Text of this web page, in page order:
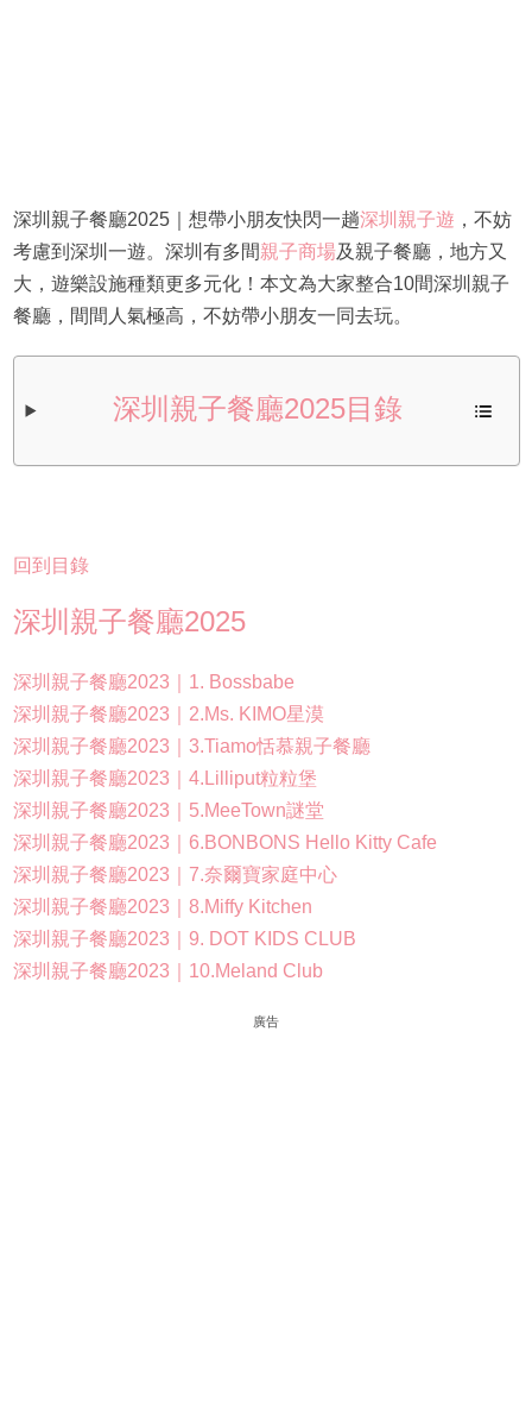
深圳親子餐廳2025｜想帶小朋友快閃一趟深圳親子遊 ，不妨
考慮到深圳一遊。深圳有多間親子商場及親子餐廳，地方又
大，遊樂設施種類更多元化！本文為大家整合10間深圳親子
餐廳，間間人氣極高，不妨帶小朋友一同去玩。
深圳親子餐廳2025目錄
回到目錄
深圳親子餐廳2025
深圳親子餐廳2023｜1. Bossbabe
深圳親子餐廳2023｜2.Ms. KIMO星漠
深圳親子餐廳2023｜3.Tiamo恬慕親子餐廳
深圳親子餐廳2023｜4.Lilliput粒粒堡
深圳親子餐廳2023｜5.MeeTown謎堂
深圳親子餐廳2023｜6.BONBONS Hello Kitty Cafe
深圳親子餐廳2023｜7.奈爾寶家庭中心
深圳親子餐廳2023｜8.Miffy Kitchen
深圳親子餐廳2023｜9. DOT KIDS CLUB
深圳親子餐廳2023｜10.Meland Club
廣告